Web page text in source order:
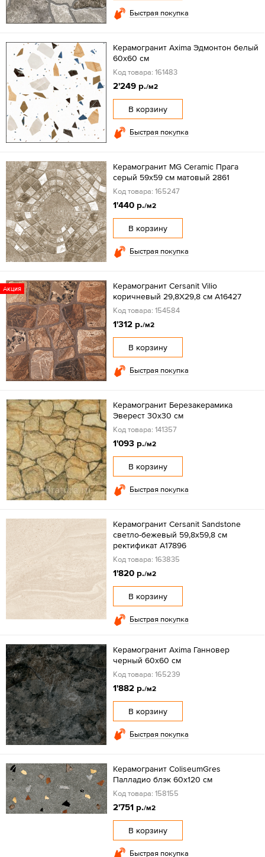
Быстрая покупка
Керамогранит Axima Эдмонтон белый
60x60 см
Код товара: 161483
2'249 р./м2
В корзину
Быстрая покупка
Керамогранит MG Ceramic Прага
серый 59x59 см матовый 2861
Код товара: 165247
1'440 р./м2
В корзину
Быстрая покупка
Акция
Керамогранит Cersanit Vilio
коричневый 29,8X29,8 см A16427
Код товара: 154584
1'312 р./м2
В корзину
Быстрая покупка
Керамогранит Березакерамика
Эверест 30х30 см
Код товара: 141357
1'093 р./м2
В корзину
Быстрая покупка
Керамогранит Cersanit Sandstone
светло-бежевый 59,8x59,8 см
ректификат A17896
Код товара: 163835
1'820 р./м2
В корзину
Быстрая покупка
Керамогранит Axima Ганновер
черный 60x60 см
Код товара: 165239
1'882 р./м2
В корзину
Быстрая покупка
Керамогранит ColiseumGres
Палладио блэк 60x120 см
Код товара: 158155
2'751 р./м2
В корзину
Быстрая покупка